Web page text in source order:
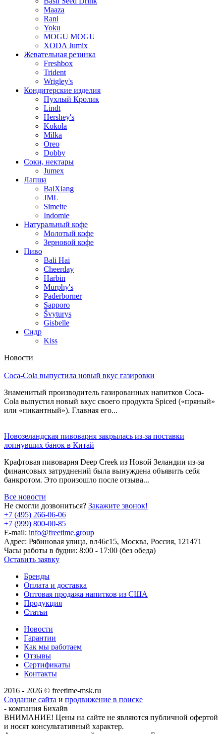
Maaza
Rani
Yoku
MOGU MOGU
XODA Jumix
Жевательная резинка
Freshbox
Trident
Wrigley's
Кондитерские изделия
Пухлый Кролик
Lindt
Hershey's
Kokola
Milka
Oreo
Dobby
Соки, нектары
Jumex
Лапша
BaiXiang
JML
Simeite
Indomie
Натуральный кофе
Молотый кофе
Зерновой кофе
Пиво
Bali Hai
Cheerday
Harbin
Murphy's
Paderborner
Sapporo
Švyturys
Gisbelle
Сидр
Kiss
Новости
Coca-Cola выпустила новый вкус газировки
Знаменитый производитель газированных напитков Coca-
Cola выпустил новый вкус своего продукта Spiced («пряный»
или «пикантный»). Главная его...
Новозеландская пивоварня закрылась из-за поставки
лопнувших банок в Китай
Крафтовая пивоварня Deep Creek из Новой Зеландии из-за
финансовых затруднений была вынуждена объявить себя
банкротом. Это произошло после отзыва...
Все новости
Не смогли дозвониться? Закажите звонок!
+7 (495) 266-06-06
+7 (999) 800-00-85
E-mail: info@freetime.group
Адрес: Рябиновая улица, вл46с15, Москва, Россия, 121471
Часы работы в будни: 8:00 - 17:00 (без обеда)
Оставить заявку
Бренды
Оплата и доставка
Оптовая продажа напитков из США
Продукция
Статьи
Новости
Гарантии
Как мы работаем
Отзывы
Сертификаты
Контакты
2016 - 2026 © freetime-msk.ru
Создание сайта и продвижение в поиске
- компания Бихайв
ВНИМАНИЕ! Цены на сайте не являются публичной офертой
и носят консультативный характер.